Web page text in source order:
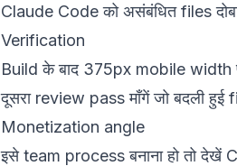
Claude Code को असंबंधित files
Verification
Build के बाद 375px mobile
दूसरा review pass माँगें जो बदली
Monetization angle
इसे team process बनाना हो तो देखें